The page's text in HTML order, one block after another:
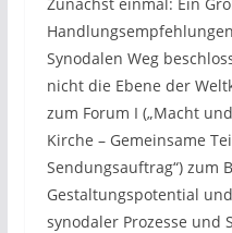
Synodalen Weg
nicht die Ebene der
zum Forum I („Macht
Kirche – Gemeinsame
Sendungsauftrag“) zum
Gestaltungspotential
synodaler Prozesse und